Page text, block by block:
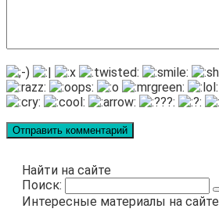
Найти на сайте
Поиск:
Интересные материалы на сайте